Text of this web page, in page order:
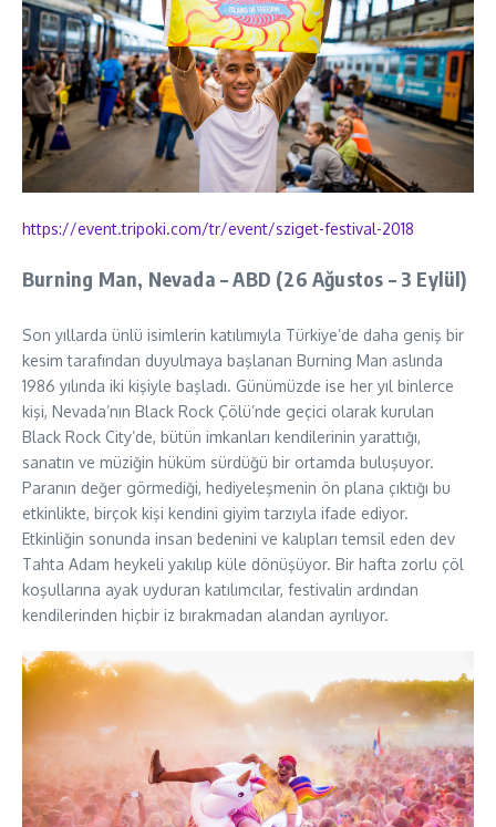
https://event.tripoki.com/tr/event/sziget-festival-2018
Burning Man, Nevada – ABD (26 Ağustos – 3 Eylül)
Son yıllarda ünlü isimlerin katılımıyla Türkiye’de daha geniş bir
kesim tarafından duyulmaya başlanan Burning Man aslında
1986 yılında iki kişiyle başladı. Günümüzde ise her yıl binlerce
kişi, Nevada’nın Black Rock Çölü’nde geçici olarak kurulan
Black Rock City’de, bütün imkanları kendilerinin yarattığı,
sanatın ve müziğin hüküm sürdüğü bir ortamda buluşuyor.
Paranın değer görmediği, hediyeleşmenin ön plana çıktığı bu
etkinlikte, birçok kişi kendini giyim tarzıyla ifade ediyor.
Etkinliğin sonunda insan bedenini ve kalıpları temsil eden dev
Tahta Adam heykeli yakılıp küle dönüşüyor. Bir hafta zorlu çöl
koşullarına ayak uyduran katılımcılar, festivalin ardından
kendilerinden hiçbir iz bırakmadan alandan ayrılıyor.